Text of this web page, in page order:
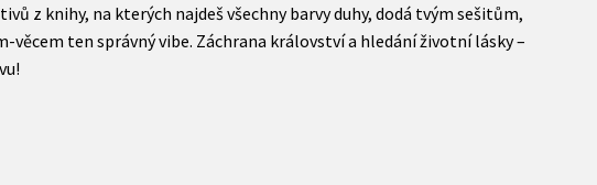
z knihy, na kterých najdeš všechny barvy duhy, dodá tvým sešitům,
věcem ten správný vibe. Záchrana království a hledání životní lásky –